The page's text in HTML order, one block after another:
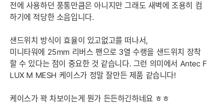
전에 사용하던 풍통만큼은 아니지만 그래도 새벽에 조용히 컴
하기에 적당한 소음입니다.
샌드위치 방식이 효율이 있고없고를 떠나서,
미니타워에 25mm 리버스 팬으로 3열 수랭을 샌드위치 장착
할 수 있다는 점이 중요한 것 같습니다. 그런 의미에서 Antec F
LUX M MESH 케이스가 정말 잘만든 제품 같습니다!
케이스가 꽉 차보이는게 뭔가 든든하긴하네요 ㅎㅎ